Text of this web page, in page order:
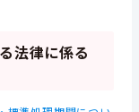
法律に係る